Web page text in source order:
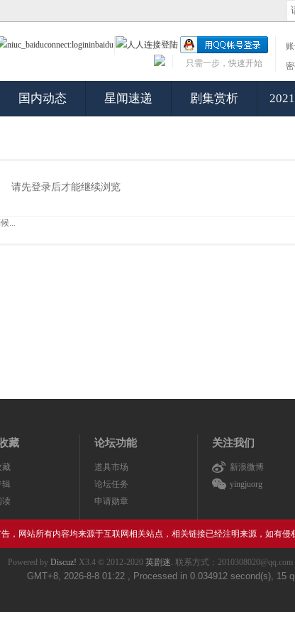
只需一步，快速开始
国内动态 星闻速递 剧集赏析
请先登录后才能继续浏览
...
藏
藏
辑
读
论坛功能
道具市场
论坛任务
申请勋章
关注我们
新浪微博
yingjuorg
，网站所有内容均来源于互联网相关站点，相关链接已经注明来源，如有侵
Powered by Discuz! X3.4 © 2012-2020 英剧迷. 联系方式：2010308020@qq.com
GMT+8, 2026-8-8 01:22 , Processed in 0.034912 second(s), 15